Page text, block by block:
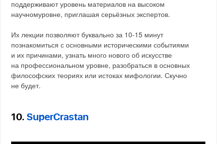
поддерживают уровень материалов на высоком
научномуровне, приглашая серьёзных экспертов.
Их лекции позволяют буквально за 10-15 минут
познакомиться с основными историческими событиями
и их причинами, узнать много нового об искусстве
на профессиональном уровне, разобраться в основных
философских теориях или истоках мифологии. Скучно
не будет.
10.SuperCrastan